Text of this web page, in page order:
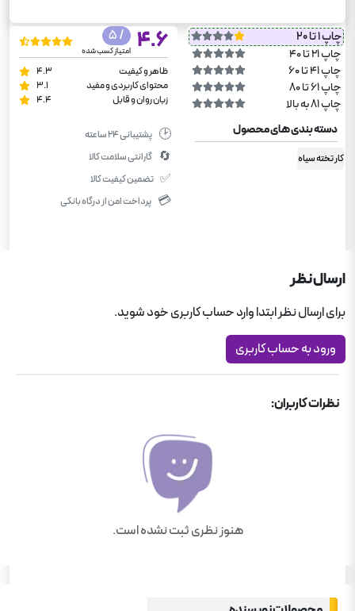
چاپ 1 تا 20
چاپ 21 تا 40
چاپ 41 تا 60
چاپ 61 تا 80
چاپ 81 به بالا
4.6
/ 5
امتیاز کسب شده
ظاهر و کیفیت
4.3
محتوای کاربردی و مفید
3.1
زبان روان و قابل
4.4
دسته بندی های محصول
کار تخته سیاه
🕑 پشتیبانی ۲۴ ساعته
🔄 گارانتی سلامت کالا
✅ تضمین کیفیت کالا
💳 پرداخت امن از درگاه بانکی
ارسال نظر
برای ارسال نظر ابتدا وارد حساب کاربری خود شوید.
ورود به حساب کاربری
نظرات کاربران:
هنوز نظری ثبت نشده است.